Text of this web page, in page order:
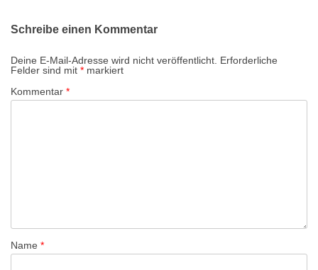
g
s
-
N
o
Schreibe einen Kommentar
Deine E-Mail-Adresse wird nicht veröffentlicht. Erforderliche
Felder sind mit * markiert
Kommentar *
Name *